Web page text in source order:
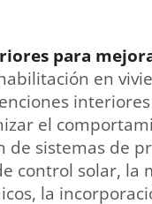
para
en
el
de sistemas de
control solar,
la